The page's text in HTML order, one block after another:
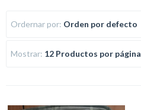
Ordernar por: Orden por defecto
Mostrar: 12 Productos por página